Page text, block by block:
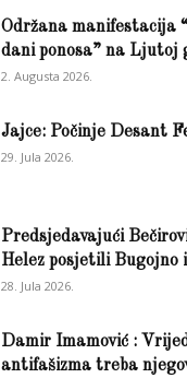
Održana manifestacija
dani ponosa” na Ljutoj
2. Augusta 2026.
Jajce: Počinje Desant
29. Jula 2026.
Predsjedavajući
Helez posjetili Bugojno
28. Jula 2026.
Damir Imamović :
antifašizma treba